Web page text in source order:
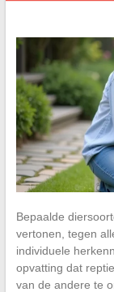
Bepaalde
vertonen, tegen
individuele
opvatting dat
van de andere te